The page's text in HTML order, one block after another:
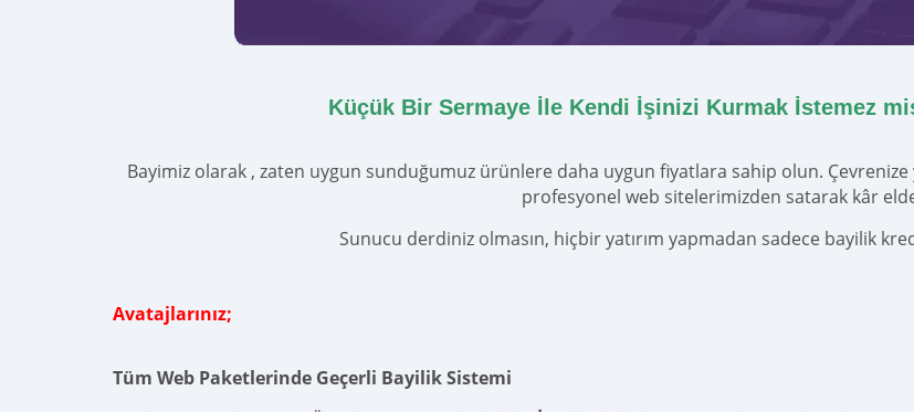
Küçük Bir Sermaye İle Kendi İşinizi Kurmak İstemez
Bayimiz olarak , zaten uygun sunduğumuz ürünlere daha uygun fiyatlara sahip olun.
profesyonel web sitelerimizden satarak kâr
Sunucu derdiniz olmasın, hiçbir yatırım yapmadan sadece bayilik
Avatajlarınız;
Tüm Web Paketlerinde Geçerli Bayilik Sistemi